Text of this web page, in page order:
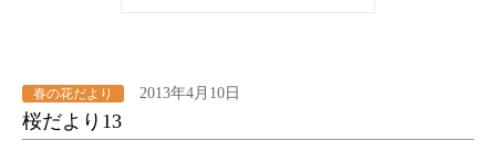
春の花だより 2013年4月10日
桜だより13